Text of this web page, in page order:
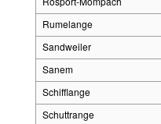
Rumelange
Sandweiler
Sanem
Schifflange
Schuttrange